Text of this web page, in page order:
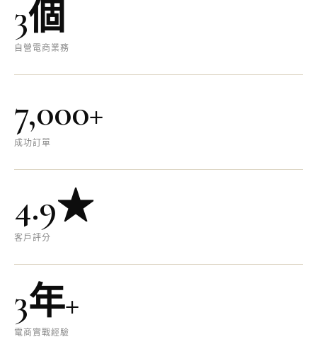
3個
自營電商業務
7,000+
成功訂單
4.9★
客戶評分
3年+
電商實戰經驗